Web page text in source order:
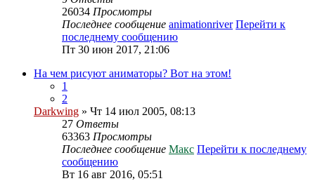
26034 Просмотры
Последнее сообщение animationriver Перейти к
последнему сообщению
Пт 30 июн 2017, 21:06
На чем рисуют аниматоры? Вот на этом!
1
2
Darkwing » Чт 14 июл 2005, 08:13
27 Ответы
63363 Просмотры
Последнее сообщение Макс Перейти к последнему
сообщению
Вт 16 авг 2016, 05:51